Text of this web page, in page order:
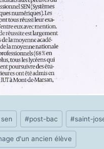
#post-bac #saint-
d'un ancien élève